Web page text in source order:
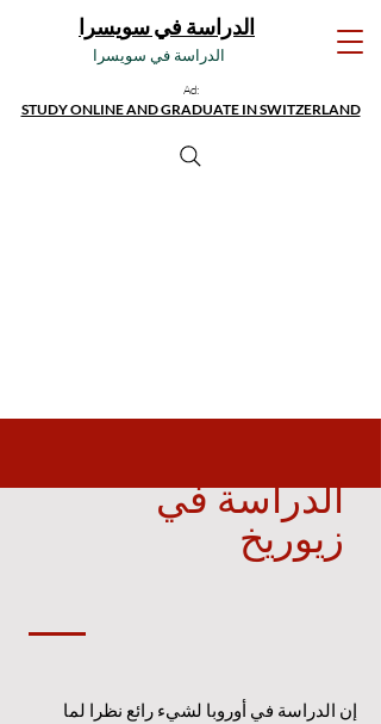
الدراسة في سويسرا
الدراسة في سويسرا
Ad:
STUDY ONLINE AND GRADUATE IN SWITZERLAND
الدراسة في
زيوريخ
إن الدراسة في أوروبا لشيء رائع نظرا لما